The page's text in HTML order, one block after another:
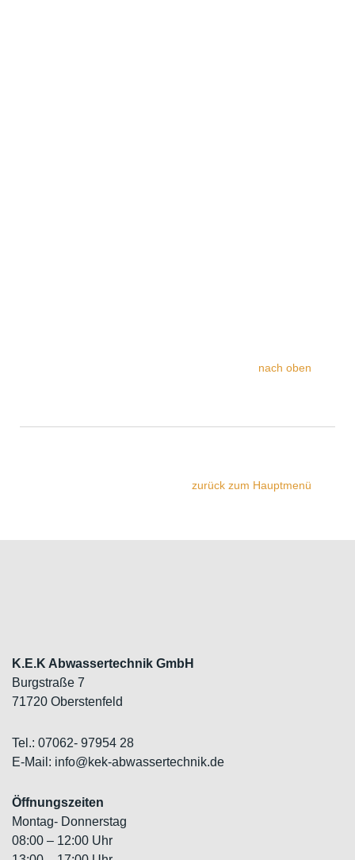
nach oben
zurück zum Hauptmenü
K.E.K Abwassertechnik GmbH
Burgstraße 7
71720 Oberstenfeld
Tel.: 07062- 97954 28
E-Mail: info@kek-abwassertechnik.de
Öffnungszeiten
Montag- Donnerstag
08:00 – 12:00 Uhr